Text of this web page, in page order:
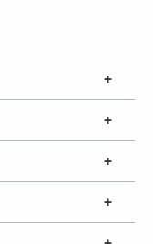
+
+
+
+